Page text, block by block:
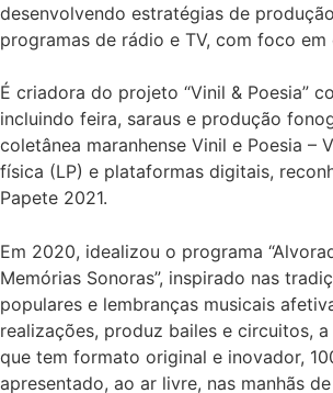
desenvolvendo estratégias de
programas de rádio e TV, com foco em
É criadora do projeto “Vinil & Poesia”
incluindo feira, saraus e produção
coletânea maranhense Vinil e Poesia –
física (LP) e plataformas digitais,
Papete 2021.
Em 2020, idealizou o programa
Memórias Sonoras”, inspirado nas
populares e lembranças musicais
realizações, produz bailes e circuitos,
que tem formato original e inovador,
apresentado, ao ar livre, nas manhãs